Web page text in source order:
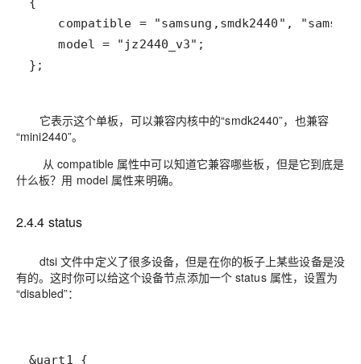
};
它表示这个单板，可以兼容内核中的“smdk2440”，也兼容
“mini2440”。
从 compatible 属性中可以知道它兼容哪些板，但是它到底是
什么板？用 model 属性来明确。
2.4.4 status
dtsi 文件中定义了很多设备，但是在你的板子上某些设备是没
有的。这时你可以给这个设备节点添加一个 status 属性，设置为
“disabled”：